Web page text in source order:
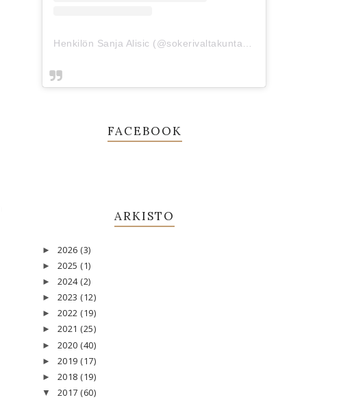
FACEBOOK
ARKISTO
► 2026 (3)
► 2025 (1)
► 2024 (2)
► 2023 (12)
► 2022 (19)
► 2021 (25)
► 2020 (40)
► 2019 (17)
► 2018 (19)
▼ 2017 (60)